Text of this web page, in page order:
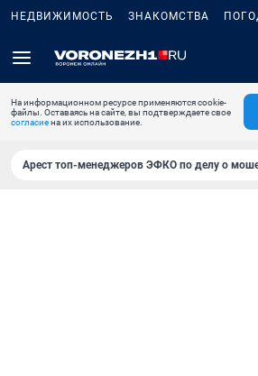
НЕДВИЖИМОСТЬ ЗНАКОМСТВА
На информационном ресурсе применяются cookie-
файлы. Оставаясь на сайте, вы подтверждаете свое
согласиена их использование.
Арест топ-менеджеров ЭФКО по делу о